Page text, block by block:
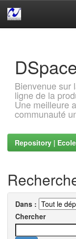
Bienvenue sur
ligne de la
Une meilleure
communauté
Repository |
Dans :
Chercher